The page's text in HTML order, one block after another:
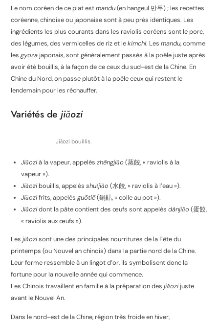
Le nom coréen de ce plat estmandu(en hangeul 만두) ; les recettes
coréenne, chinoise ou japonaise sont à peu près identiques. Les
ingrédients les plus courants dans les raviolis coréens sont le porc,
des légumes, des vermicelles de riz et lekimchi. Lesmandu, comme
lesgyoza japonais, sont généralement passés à la poêle juste après
avoir été bouillis, à la façon de ce ceux du sud-est de la Chine. En
Chine du Nord, on passe plutôt à la poêle ceux qui restent le
lendemain pour les réchauffer.
Variétés dejiǎozi
Jiǎozi bouillis.
Jiǎozià la vapeur, appelészhēngjiǎo (蒸餃, « raviolis à la
vapeur »).
Jiǎozibouillis, appelésshuǐjiǎo (水餃, « raviolis à l’eau »).
Jiǎozifrits, appelésguōtiē(鍋貼, « colle au pot »).
Jiǎozidont la pâte contient des œufs sont appelésdànjiǎo (蛋餃,
« raviolis aux œufs »).
Lesjiǎozisont une des principales nourritures de la Fête du
printemps (ou Nouvel an chinois) dans la partie nord de la Chine.
Leur forme ressemble à un lingot d’or, ils symbolisent donc la
fortune pour la nouvelle année qui commence.
Les Chinois travaillent en famille à la préparation desjiǎozijuste
avant le Nouvel An.
Dans le nord-est de la Chine, région très froide en hiver,